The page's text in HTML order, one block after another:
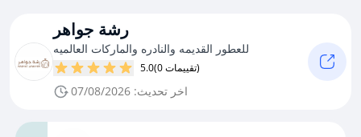
رشة جواهر
للعطور القديمه والنادره والماركات العالميه
5.0 (0 تقييمات)
اخر تحديث: 07/08/2026